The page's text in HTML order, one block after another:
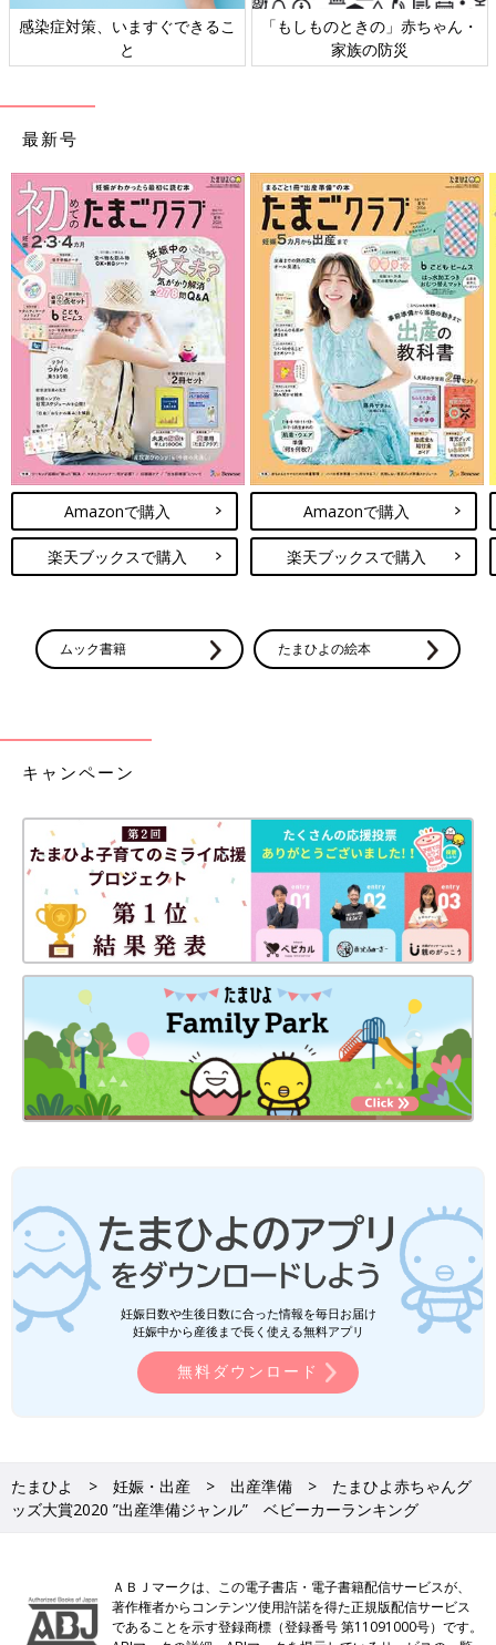
ちゃん・
日本外来小児科学会リーフレッ
六星占術 細木かおり
最新号
Amazonで購入
楽天ブックスで購入
Amazonで購入
楽天ブックスで購入
ムック書籍 たまひよの絵本
キャンペーン
妊娠日数や生後日数に合った情報を毎日お届け
妊娠中から産後まで長く使える無料アプリ
無料ダウンロード
たまひよ 妊娠・出産 出産準備
たまひよ赤ちゃんグ
ッズ大賞2020 ”出産準備ジャンル” ベビーカーランキング
ＡＢＪマークは、この電子書店・電子書籍配信サービスが、
著作権者からコンテンツ使用許諾を得た正規版配信サービス
であることを示す登録商標（登録番号 第11091000号）です。